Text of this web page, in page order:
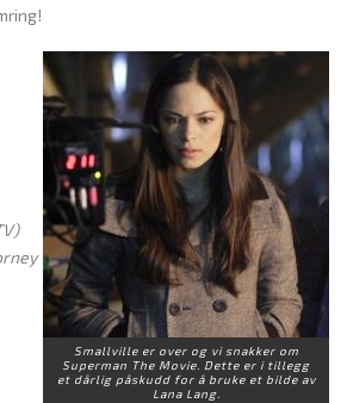
Smallville er over og vi snakker om
Superman The Movie. Dette er i tillegg
et dårlig påskudd for å bruke et bilde av
Lana Lang.